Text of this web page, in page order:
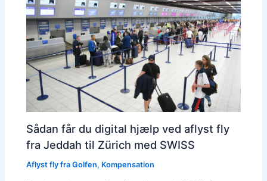
Sådan får du digital hjælp ved aflyst fly
fra Jeddah til Zürich med SWISS
Aflyst fly fra Golfen, Kompensation